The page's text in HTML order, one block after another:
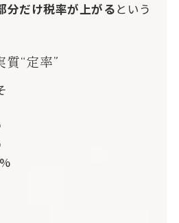
分だけ税率が上がるという
“定率”